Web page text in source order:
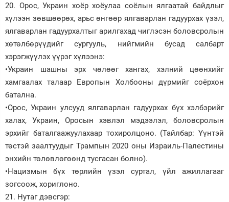
20. Орос, Украин хоёр хоёулаа соёлын ялгаатай байдлыг
хүлээн зөвшөөрөх, арьс өнгөөр ялгаварлан гадуурхах үзэл,
ялгаварлан гадуурхалтыг арилгахад чиглэсэн боловсролын
хөтөлбөрүүдийг сургууль, нийгмийн бусад салбарт
хэрэгжүүлэх үүрэг хүлээнэ:
•Украин шашны эрх чөлөөг хангах, хэлний цөөнхийг
хамгаалах талаар Европын Холбооны дүрмийг соёрхон
батална.
•Орос, Украин улсууд ялгаварлан гадуурхах бүх хэлбэрийг
халах, Украин, Оросын хэвлэл мэдээлэл, боловсролын
эрхийг баталгаажуулахаар тохиролцоно. (Тайлбар: Үүнтэй
төстэй заалтуудыг Трампын 2020 оны Израиль-Палестины
энхийн төлөвлөгөөнд тусгасан болно).
•Нацизмын бүх төрлийн үзэл суртал, үйл ажиллагааг
зогсоож, хориглоно.
21. Нутаг дэвсгэр: